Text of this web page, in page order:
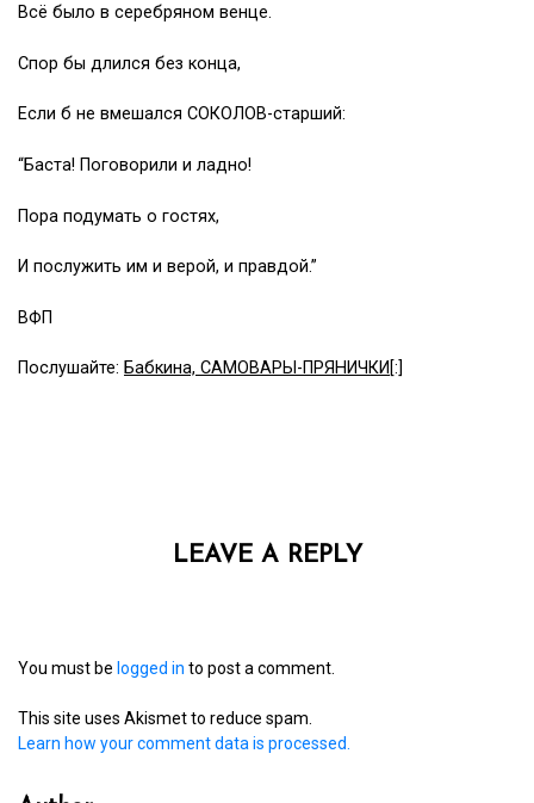
Всё было в серебряном венце.
Спор бы длился без конца,
Если б не вмешался СОКОЛОВ-старший:
“Баста! Поговорили и ладно!
Пора подумать о гостях,
И послужить им и верой, и правдой.”
ВФП
Послушайте: Бабкина, САМОВАРЫ-ПРЯНИЧКИ [:]
LEAVE A REPLY
You must be logged in to post a comment.
This site uses Akismet to reduce spam.
Learn how your comment data is processed.